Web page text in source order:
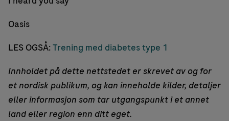
Oasis
LES OGSÅ:Trening med diabetes type 1
Innholdet på dette nettstedet er skrevet av og for
et nordisk publikum, og kan inneholde kilder, detaljer
eller informasjon som tar utgangspunkt i et annet
land eller region enn ditt eget.